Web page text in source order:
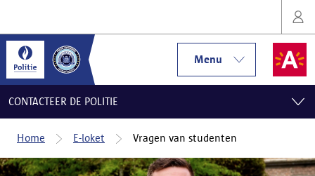
Menu
CONTACTEER DE POLITIE
Home E-loket Vragen van studenten